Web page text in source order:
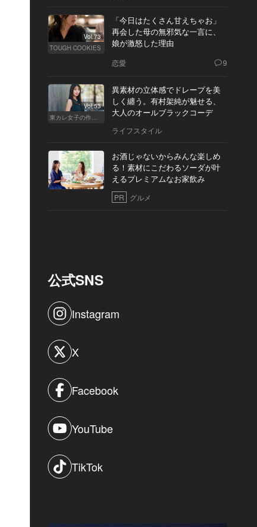
Vol.73
TOUGH COOKIES
「今日はたくさん甘えちゃお」
再会した母の無邪気な一言に、
娘が激怒した理由
恋愛 9
Vol.53
東カレ女子の作り方
異素材の立体感でドレープを美
しく纏う。有村架純が魅せる、
大人のオールブラックコーデ
ライフスタイル
お酒じゃないからみんな楽しめ
る！素材にこだわるソーダが叶
えるプレミアムなお家飲み
PR グルメ
公式SNS
Instagram
X
Facebook
YouTube
TikTok